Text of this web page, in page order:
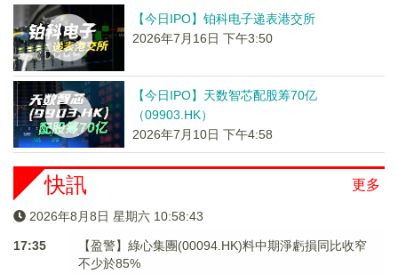
【今日IPO】铂科电子递表港交所
2026年7月16日 下午3:50
【今日IPO】天数智芯配股筹70亿
（09903.HK）
2026年7月10日 下午4:58
更多
快訊
2026年8月8日 星期六 10:58:43
17:35
【盈警】綠心集團(00094.HK)料中期淨虧損同比收窄
不少於85%